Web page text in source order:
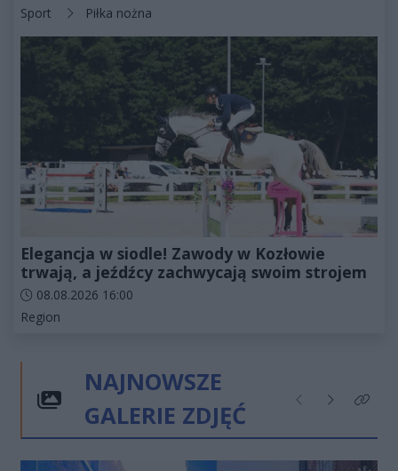
Kategorie artykułu:
Sport Piłka nożna
Elegancja w siodle! Zawody w Kozłowie
trwają, a jeźdźcy zachwycają swoim strojem
Data dodania artykułu:
08.08.2026 16:00
Kategorie artykułu:
Region
NAJNOWSZE
GALERIE ZDJĘĆ
Poprzednie
NastępneKliknij